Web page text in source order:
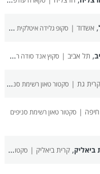
, אשדוד | סקופ גלידה איטלקית רשימת סניפים
, תל אביב | סקוץ אנד סודה רשימת סניפים
קרית גת | סקטור טאון רשימת סניפים
חיפה | סקטור טאון רשימת סניפים
ביאליק,קרית ביאליק | סקטור טאון רשימת סניפים